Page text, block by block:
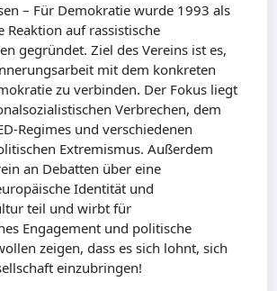
– Für Demokratie wurde 1993 als
Reaktion auf rassistische
gegründet. Ziel des Vereins ist es,
mit dem konkreten
zu verbinden. Der Fokus liegt
Verbrechen, dem
Regimes und verschiedenen
Extremismus. Außerdem
an Debatten über eine
Identität und
teil und wirbt für
Engagement und politische
zeigen, dass es sich lohnt, sich
einzubringen!